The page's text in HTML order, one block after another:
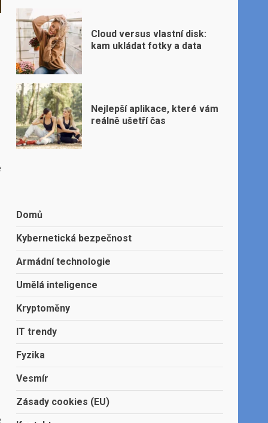
Cloud versus vlastní disk:
kam ukládat fotky a data
Nejlepší aplikace, které vám
reálně ušetří čas
Domů
Kybernetická bezpečnost
Armádní technologie
Umělá inteligence
Kryptoměny
IT trendy
Fyzika
Vesmír
Zásady cookies (EU)